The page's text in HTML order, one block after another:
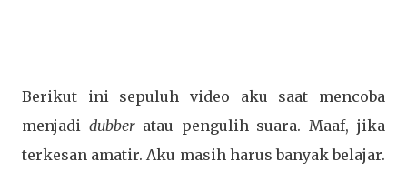
Berikut ini sepuluh video aku saat mencoba
menjadi dubberatau pengulih suara. Maaf, jika
terkesan amatir. Aku masih harus banyak belajar.